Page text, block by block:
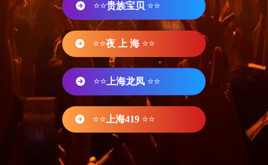
⭐⭐贵族宝贝 ⭐⭐
⭐⭐夜 上 海 ⭐⭐
⭐⭐ 上海龙凤 ⭐⭐
⭐⭐ 上海419 ⭐⭐